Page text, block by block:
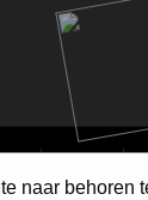
PIXPAS
naar behoren